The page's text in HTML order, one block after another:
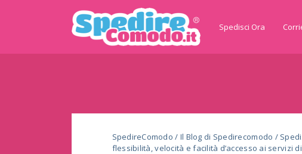
Spedisci Ora
SpedireComodo / Il Blog di Spedirecomodo /
flessibilità, velocità e facilità d’accesso ai servizi